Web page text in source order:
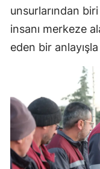
unsurlarından
insanı merkeze
eden bir